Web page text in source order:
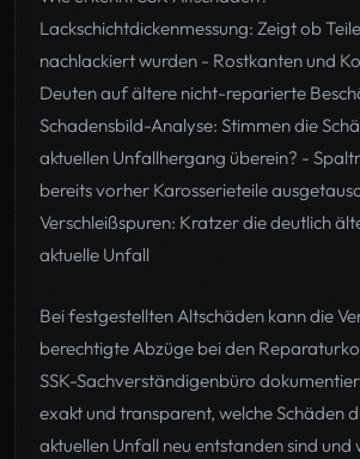
Lackschichtdickenmessung: Zeigt ob
nachlackiert wurden - Rostkanten und
Deuten auf ältere nicht-reparierte
Schadensbild-Analyse: Stimmen die
aktuellen Unfallhergang überein? -
bereits vorher Karosserieteile
Verschleißspuren: Kratzer die deutlich
aktuelle Unfall
Bei festgestellten Altschäden kann die
berechtigte Abzüge bei den
SSK-Sachverständigenbüro
exakt und transparent, welche Schäden
aktuellen Unfall neu entstanden sind und